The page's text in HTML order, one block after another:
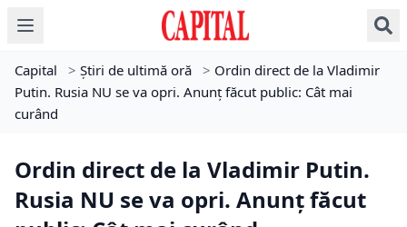
Capital > Știri de ultimă oră > Ordin direct de la Vladimir
Putin. Rusia NU se va opri. Anunț făcut public: Cât mai
curând
Ordin direct de la Vladimir Putin.
Rusia NU se va opri. Anunț făcut